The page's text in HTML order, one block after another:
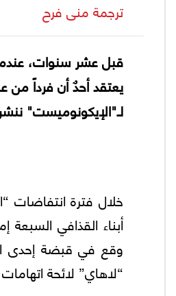
ترجمة منى فرح
يعتقد أحدٌ أن فرداً من
لـ"الإيكونوميست"
خلال فترة انتفاضات
أبناء القذافي
وقع في قبضة إحدى
“لاهاي” لائحة